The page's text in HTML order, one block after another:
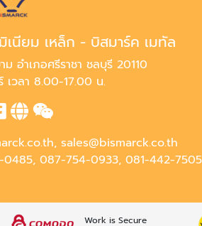
นียม เหล็ก - บิสมาร์ค เมทัล
อำเภอศรีราชา ชลบุรี 20110
วลา 8.00-17.00 น.
, sales@bismarck.co.th
, 087-754-0933, 081-442-7505
Work is Secure